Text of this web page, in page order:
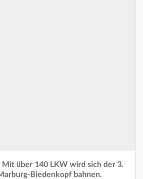
Mit über 140 LKW wird sich der 3.
Biedenkopf bahnen.